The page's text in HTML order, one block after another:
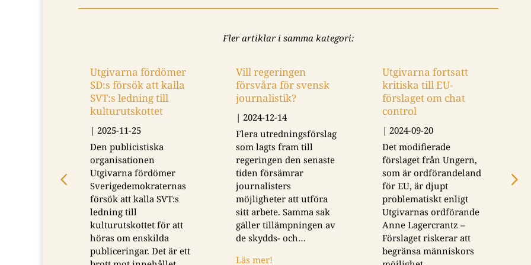
Fler artiklar i samma kategori:
Utgivarna fördömer
SD:s försök att kalla
SVT:s ledning till
kulturutskottet
| 2025-11-25
Den publicistiska
organisationen
Utgivarna fördömer
Sverigedemokraternas
försök att kalla SVT:s
ledning till
kulturutskottet för att
höras om enskilda
publiceringar. Det är ett
Vill regeringen
försvåra för svensk
journalistik?
| 2024-12-14
Flera utredningsförslag
som lagts fram till
regeringen den senaste
tiden försämrar
journalisters
möjligheter att utföra
sitt arbete. Samma sak
gäller tillämpningen av
de skydds- och…
Läs mer!
Utgivarna fortsatt
kritiska till EU-
förslaget om chat
control
| 2024-09-20
Det modifierade
förslaget från Ungern,
som är ordförandeland
för EU, är djupt
problematiskt enligt
Utgivarnas ordförande
Anne Lagercrantz –
Förslaget riskerar att
begränsa människors